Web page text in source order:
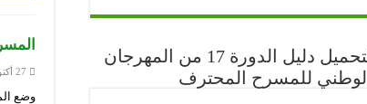
27 أكتوبر، 2021
وضع
لتحميل دليل الدورة 17 من المهرجان
الوطني للمسرح المحترف